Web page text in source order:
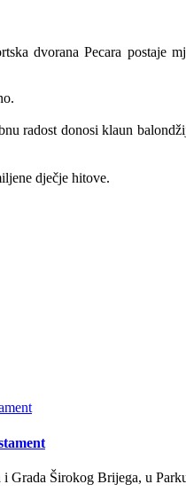
dvorana Pecara postaje
radost donosi klaun
dječje hitove.
Grada Širokog Brijega, u